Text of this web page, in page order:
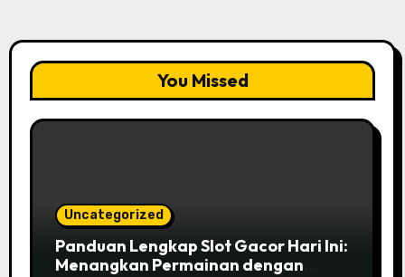
You Missed
Uncategorized
Panduan Lengkap Slot Gacor Hari Ini:
Menangkan Permainan dengan